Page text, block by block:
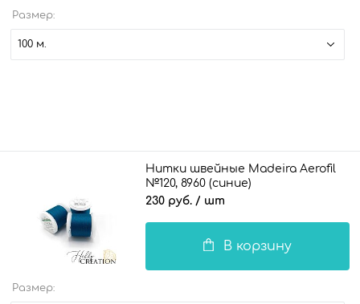
Размер:
100 м.
Нитки швейные Madeira Aerofil
№120, 8960 (синие)
230 руб. / шт
В корзину
Размер: